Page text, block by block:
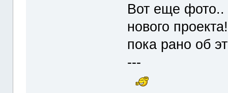
Вот еще
нового
пока рано об
---